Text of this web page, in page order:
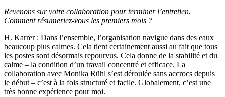
Revenons sur votre collaboration pour terminer l’entretien.
Comment résumeriez-vous les premiers mois ?
H. Karrer: Dans l’ensemble, l’organisation navigue dans des eaux
beaucoup plus calmes. Cela tient certainement aussi au fait que tous
les postes sont désormais repourvus. Cela donne de la stabilité et du
calme – la condition d’un travail concentré et efficace. La
collaboration avec Monika Rühl s’est déroulée sans accrocs depuis
le début – c’est à la fois structuré et facile. Globalement, c’est une
très bonne expérience pour moi.